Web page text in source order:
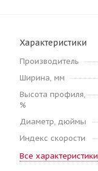
Характеристики
Производитель
Ширина, мм
Высота профиля,
%
Диаметр, дюймы
Индекс скорости
Все характеристики